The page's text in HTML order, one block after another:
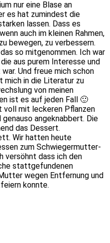
nur eine Blase an
es hat zumindest die
lassen. Dass es
auch im kleinen Rahmen,
bewegen, zu verbessern.
so mitgenommen. Ich war
aus purem Interesse und
Und freue mich schon
mich in die Literatur zu
von meinen
ist es auf jeden Fall 🙂
voll mit leckeren Pflanzen
genauso angeknabbert. Die
das Dessert.
Wir hatten heute
zum Schwiegermutter-
versöhnt dass ich den
stattgefundenen
wegen Entfernung und
konnte.